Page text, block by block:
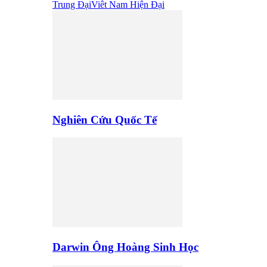
Trung ĐạiViêt Nam Hiện Đại
Nghiên Cứu Quốc Tế
Darwin Ông Hoàng Sinh Học